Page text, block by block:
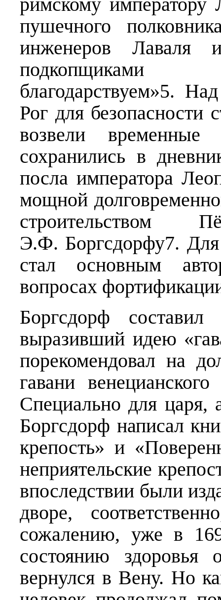
пушечного
инженеров
благодарствуем»5.
Рог для безопасности
возвели
сохранились в
посла императора
мощной
строительством
Э.Ф. Боргсдорфу7.
стал основным
вопросах
Боргсдорф составил
выразивший идею
порекомендовал на
гавани
Специально для царя,
Боргсдорф написал
крепость» и
неприятельские
впоследствии были
дворе,
сожалению, уже в
состоянию здоровья
вернулся в Вену. Но